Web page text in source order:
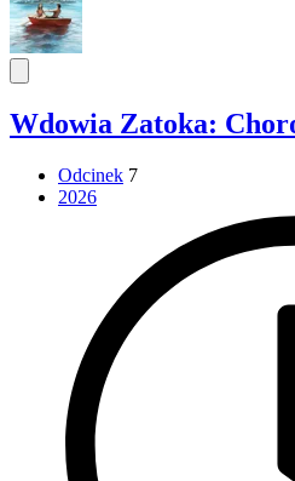
Wdowia Zatoka:
Odcinek 7
2026